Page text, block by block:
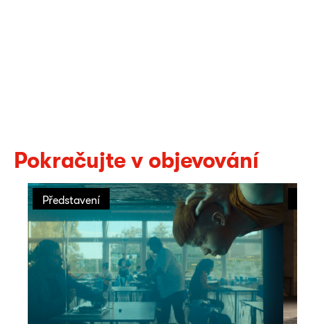
Pokračujte v objevování
Představení